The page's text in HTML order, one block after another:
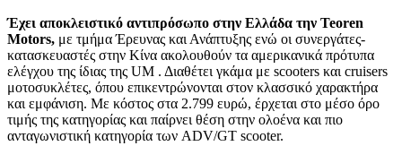
Έχει αποκλειστικό αντιπρόσωπο στην Ελλάδα την Teoren
Motors, με τμήμα Έρευνας και Ανάπτυξης ενώ οι συνεργάτες-
κατασκευαστές στην Κίνα ακολουθούν τα αμερικανικά πρότυπα
ελέγχου της ίδιας της UΜ . Διαθέτει γκάμα με scooters και cruisers
μοτοσυκλέτες, όπου επικεντρώνονται στον κλασσικό χαρακτήρα
και εμφάνιση. Με κόστος στα 2.799 ευρώ, έρχεται στο μέσο όρο
τιμής της κατηγορίας και παίρνει θέση στην ολοένα και πιο
ανταγωνιστική κατηγορία των ADV/GT scooter.